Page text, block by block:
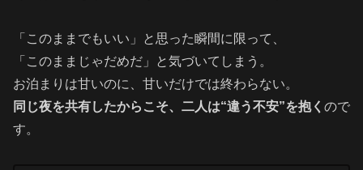
「このままでもいい」と思った瞬間に限って、
「このままじゃだめだ」と気づいてしまう。
お泊まりは甘いのに、甘いだけでは終わらない。
同じ夜を共有したからこそ、二人は“違う不安”を抱く ので
す。